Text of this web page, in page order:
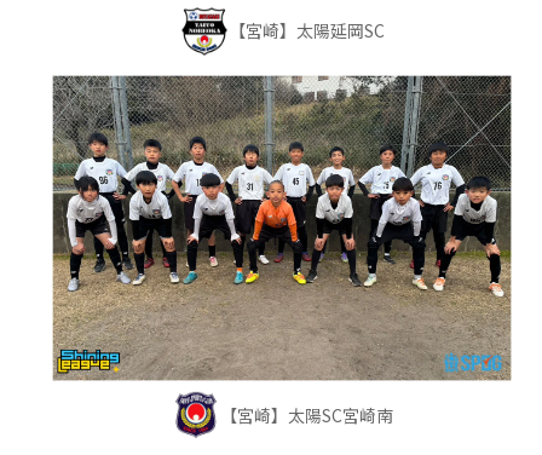
【宮崎】太陽延岡SC
【宮崎】太陽SC宮崎南